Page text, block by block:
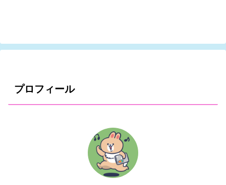
プロフィール